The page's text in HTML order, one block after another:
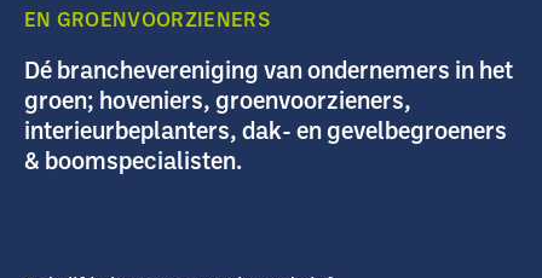
EN GROENVOORZIENERS
Dé branchevereniging van ondernemers in het
groen; hoveniers, groenvoorzieners,
interieurbeplanters, dak- en gevelbegroeners
& boomspecialisten.